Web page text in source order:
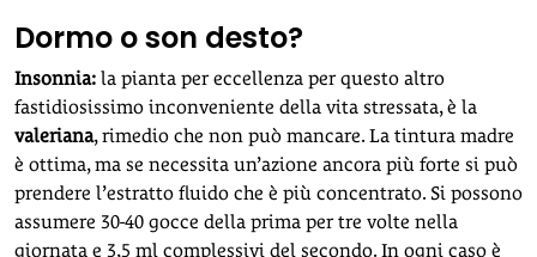
Dormo o son desto?
Insonnia: la pianta per eccellenza per questo altro
fastidiosissimo inconveniente della vita stressata, è la
valeriana, rimedio che non può mancare. La tintura madre
è ottima, ma se necessita un’azione ancora più forte si può
prendere l’estratto fluido che è più concentrato. Si possono
assumere 30-40 gocce della prima per tre volte nella
giornata e 3,5 ml complessivi del secondo. In ogni caso è